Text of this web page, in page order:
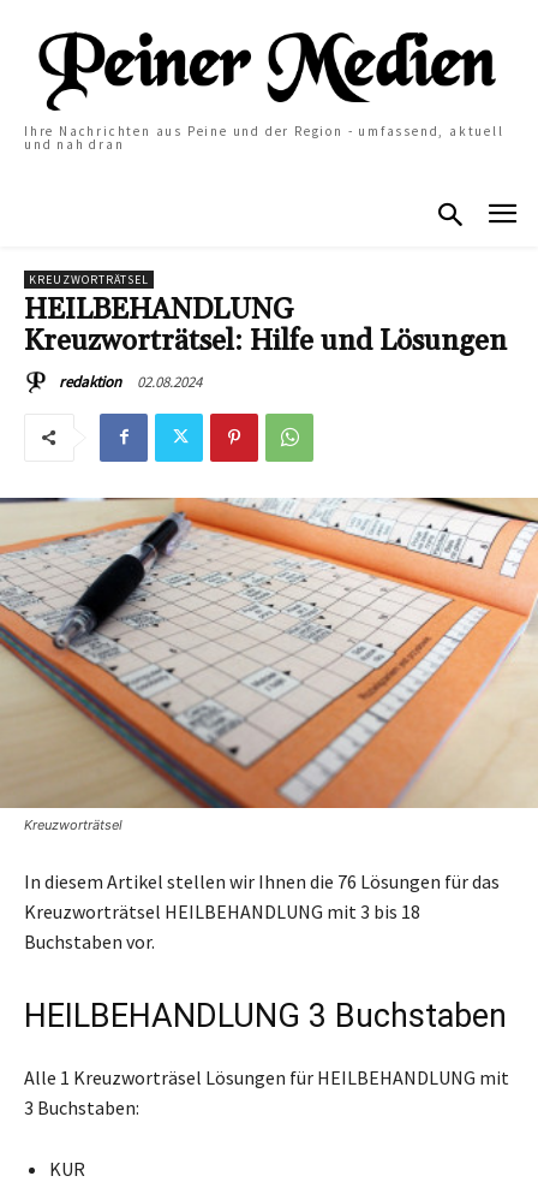
Ihre Nachrichten aus Peine und der Region - umfassend, aktuell
und nah dran
KREUZWORTRÄTSEL
HEILBEHANDLUNG
Kreuzworträtsel: Hilfe und Lösungen
redaktion 02.08.2024
Kreuzworträtsel
In diesem Artikel stellen wir Ihnen die 76 Lösungen für das
Kreuzworträtsel HEILBEHANDLUNG mit 3 bis 18
Buchstaben vor.
HEILBEHANDLUNG 3 Buchstaben
Alle 1 Kreuzworträsel Lösungen für HEILBEHANDLUNG mit
3 Buchstaben:
KUR